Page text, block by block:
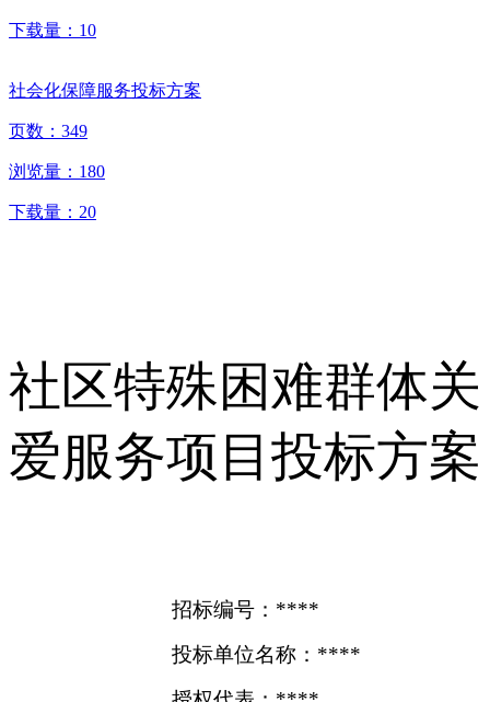
下载量： 10
社会化保障服务投标方案
页数： 349
浏览量： 180
下载量： 20
社区特殊困难群体关
爱服务项目投标方案
招标编号：****
投标单位名称：****